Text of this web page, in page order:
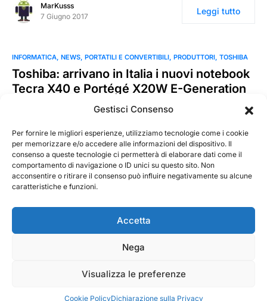
Gestisci Consenso
Per fornire le migliori esperienze, utilizziamo tecnologie come i cookie
per memorizzare e/o accedere alle informazioni del dispositivo. Il
consenso a queste tecnologie ci permetterà di elaborare dati come il
comportamento di navigazione o ID unici su questo sito. Non
acconsentire o ritirare il consenso può influire negativamente su alcune
caratteristiche e funzioni.
Accetta
Nega
Visualizza le preferenze
Cookie PolicyDichiarazione sulla Privacy
MarKusss
7 Giugno 2017
Leggi tutto
INFORMATICA NEWS PORTATILI E CONVERTIBILI PRODUTTORI TOSHIBA
Toshiba: arrivano in Italia i nuovi notebook
Tecra X40 e Portégé X20W E-Generation
Toshiba Europe GmbH annuncia la disponibilità in Italia dei
Generation. Attualmente disponibili in…
MarKusss
14 Aprile 2018
Leggi tutto
@ 2026 - Tecnorecensioni